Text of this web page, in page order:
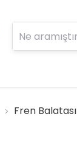
Fren Balatası